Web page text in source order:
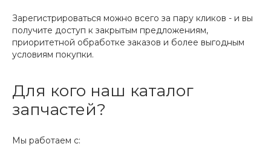
Зарегистрироваться можно всего за пару кликов - и вы
получите доступ к закрытым предложениям,
приоритетной обработке заказов и более выгодным
условиям покупки.
Для кого наш каталог
запчастей?
Мы работаем с: